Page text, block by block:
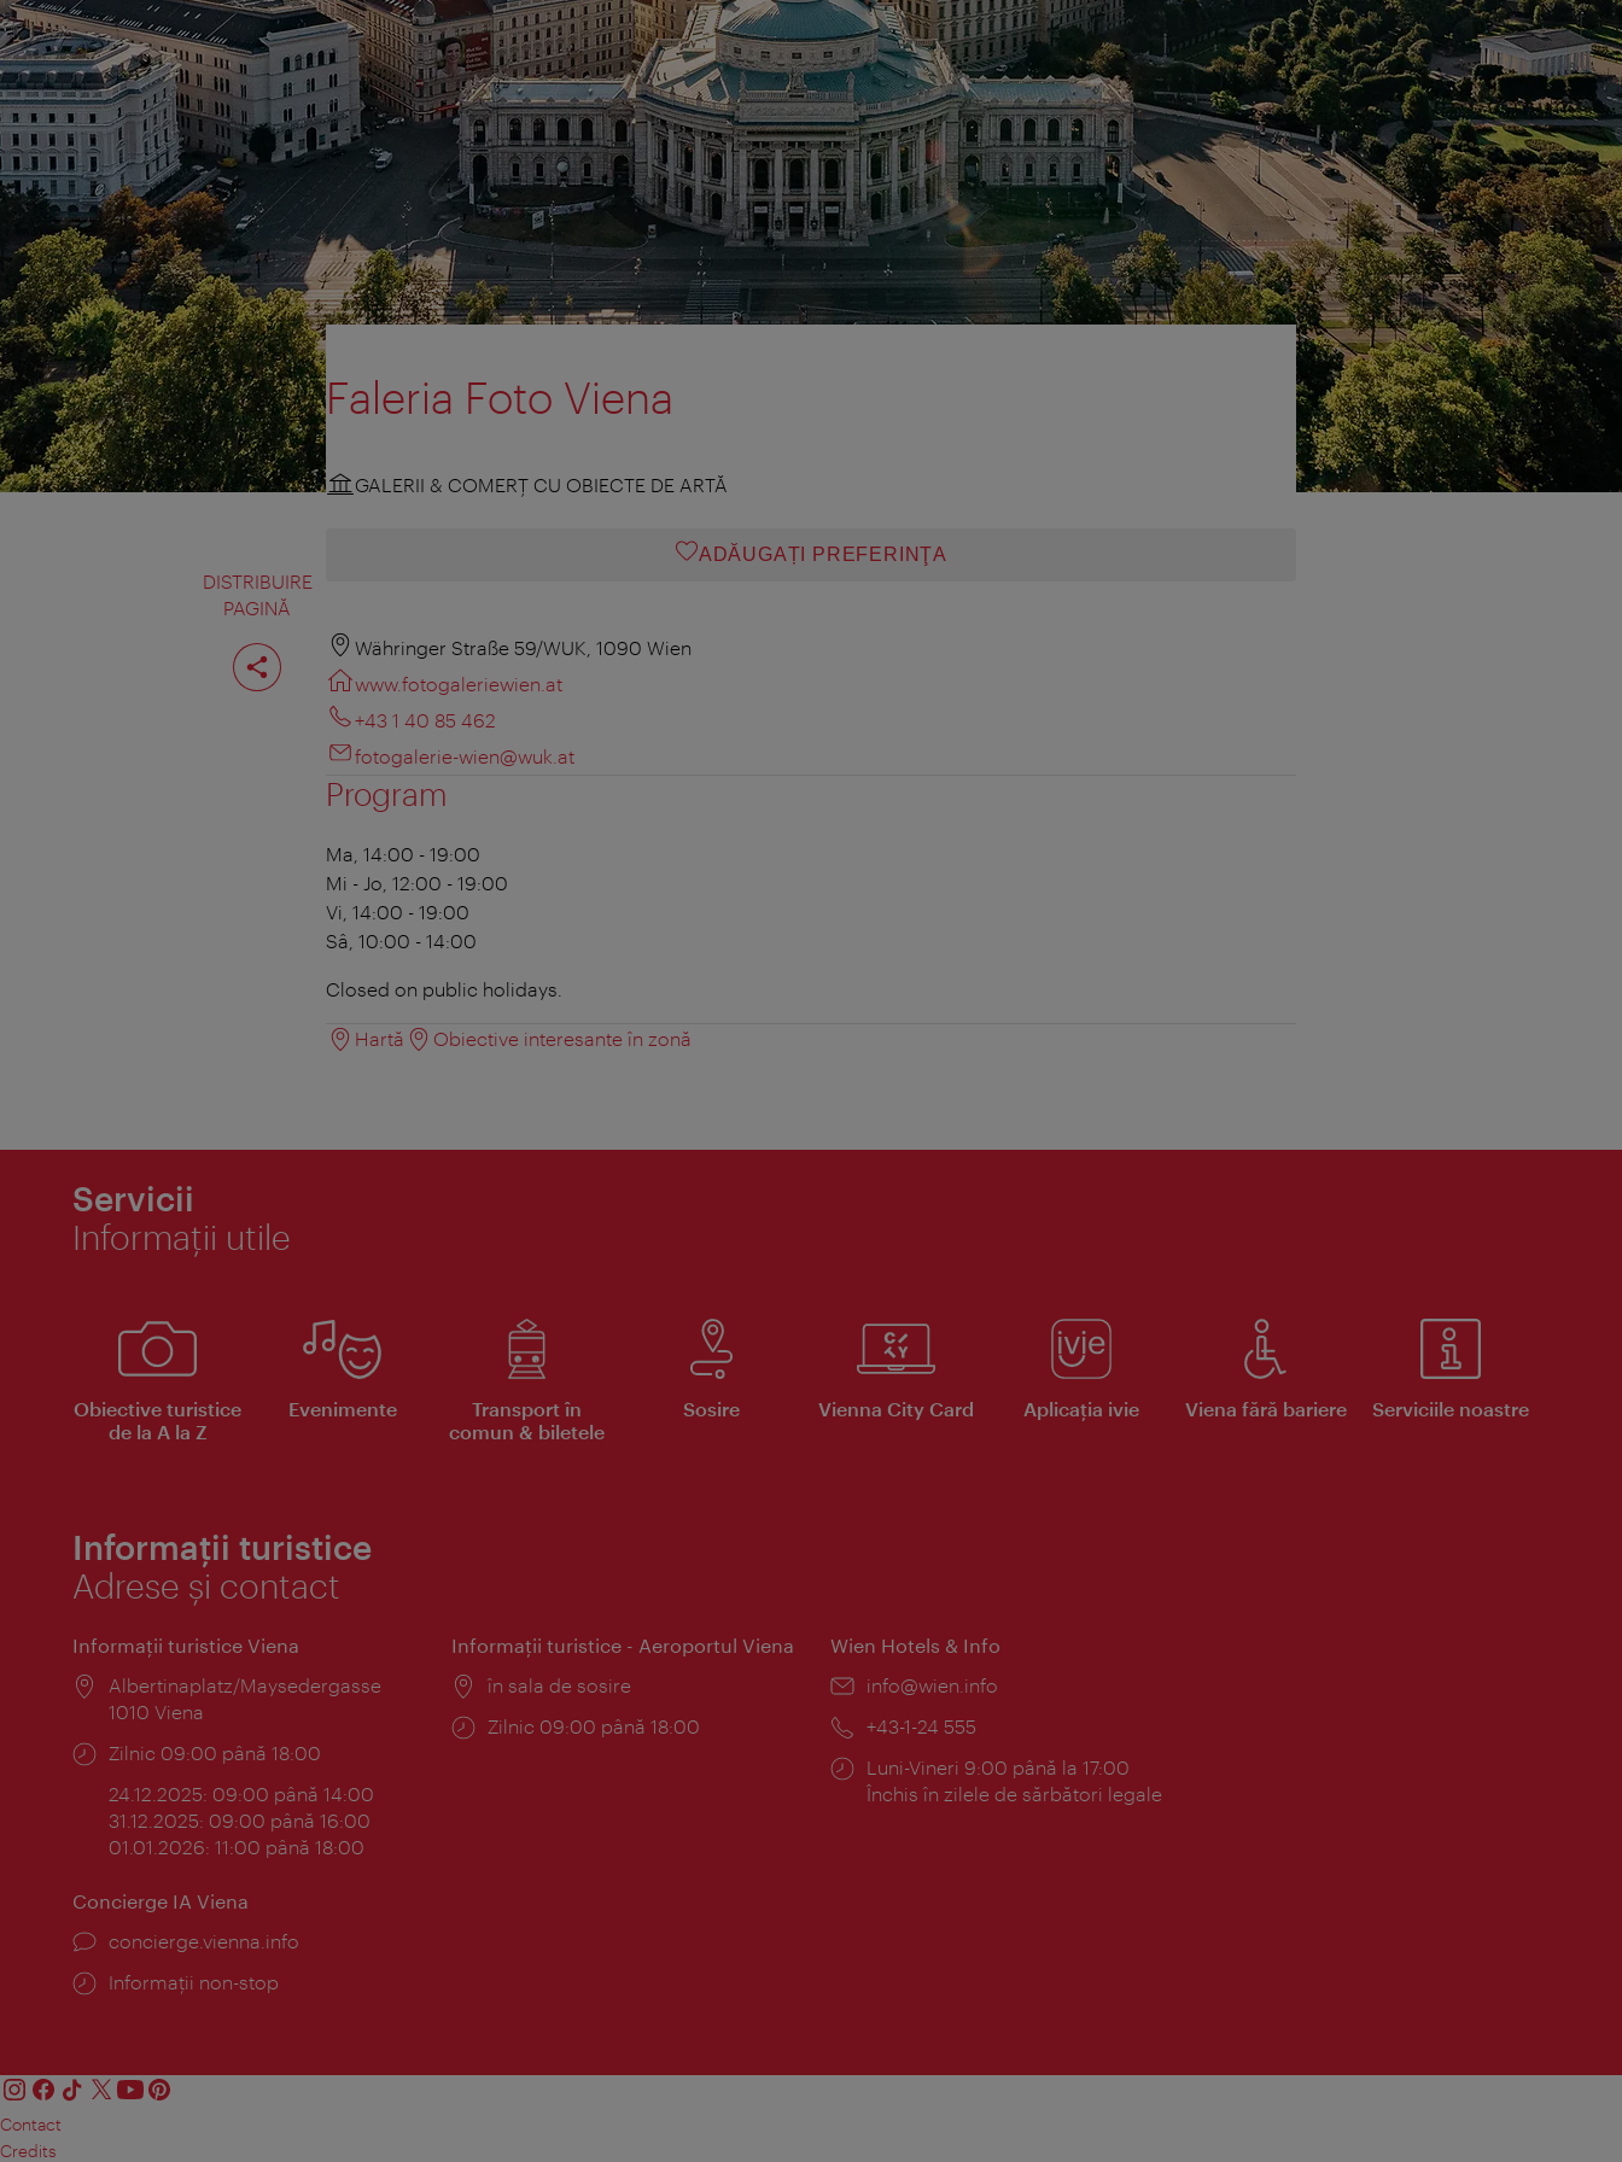
DISTRIBUIRE
PAGINĂ
Distribuiţi
pagina
Faleria Foto Viena
GALERII & COMERŢ CU OBIECTE DE ARTĂ
ADĂUGAȚI PREFERINŢA
Währinger Straße 59/WUK, 1090 Wien
www.fotogaleriewien.at
+43 1 40 85 462
fotogalerie-wien@wuk.at
Program
Ma, 14:00 - 19:00
Mi - Jo, 12:00 - 19:00
Vi, 14:00 - 19:00
Sâ, 10:00 - 14:00
Closed on public holidays.
Hartă Obiective interesante în zonă
Servicii
Informaţii utile
Obiective turistice
de la A la Z
Evenimente
Transport în
comun & biletele
Sosire Vienna City Card Aplicaţia ivie Viena fără bariere Serviciile noastre
Informații turistice
Adrese și contact
Informaţii turistice Viena
Locul:
Albertinaplatz/Maysedergasse
1010 Viena
Program:
Zilnic 09:00 până 18:00
24.12.2025: 09:00 până 14:00
31.12.2025: 09:00 până 16:00
01.01.2026: 11:00 până 18:00
Informaţii turistice - Aeroportul Viena
Locul:
în sala de sosire
Program:
Zilnic 09:00 până 18:00
Wien Hotels & Info
E-
info@wien.info
Telefon:
+43-1-24 555
Program:
Luni-Vineri 9:00 până la 17:00
Închis în zilele de sărbători legale
Concierge IA Viena
concierge.vienna.info
Informații non-stop
Contact
Credits